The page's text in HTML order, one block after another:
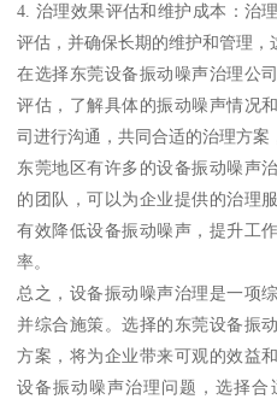
4. 治理效果评估和维护成本：治
评估，并确保长期的维护和管理，
在选择东莞设备振动噪声治理公
评估，了解具体的振动噪声情况
司进行沟通，共同合适的治理方案
东莞地区有许多的设备振动噪声
的团队，可以为企业提供的治理
有效降低设备振动噪声，提升工
率。
总之，设备振动噪声治理是一项
并综合施策。选择的东莞设备振
方案，将为企业带来可观的效益
设备振动噪声治理问题，选择